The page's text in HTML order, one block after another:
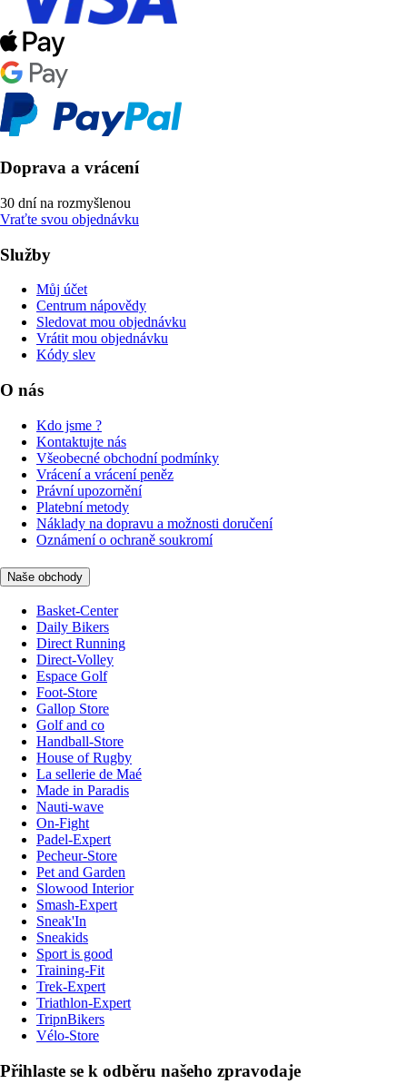
Doprava a vrácení
30 dní na rozmyšlenou
Vraťte svou objednávku
Služby
Můj účet
Centrum nápovědy
Sledovat mou objednávku
Vrátit mou objednávku
Kódy slev
O nás
Kdo jsme ?
Kontaktujte nás
Všeobecné obchodní podmínky
Vrácení a vrácení peněz
Právní upozornění
Platební metody
Náklady na dopravu a možnosti doručení
Oznámení o ochraně soukromí
Naše obchody
Basket-Center
Daily Bikers
Direct Running
Direct-Volley
Espace Golf
Foot-Store
Gallop Store
Golf and co
Handball-Store
House of Rugby
La sellerie de Maé
Made in Paradis
Nauti-wave
On-Fight
Padel-Expert
Pecheur-Store
Pet and Garden
Slowood Interior
Smash-Expert
Sneak'In
Sneakids
Sport is good
Training-Fit
Trek-Expert
Triathlon-Expert
TripnBikers
Vélo-Store
Přihlaste se k odběru našeho zpravodaje